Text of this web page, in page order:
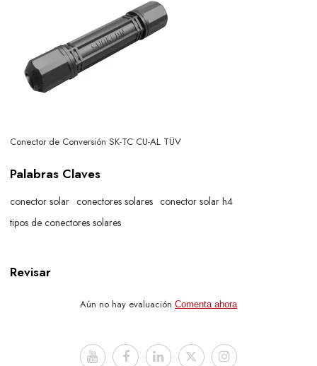
Conector de Conversión SK-TC CU-AL TÜV
Palabras Claves
conector solar conectores solares conector solar h4
tipos de conectores solares
Revisar
Aún no hay evaluación Comenta ahora